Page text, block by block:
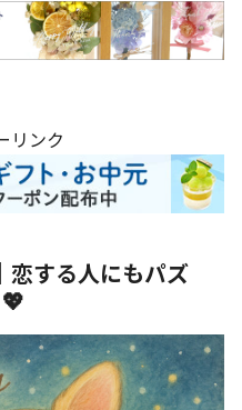
リンク
恋する人にもパズ